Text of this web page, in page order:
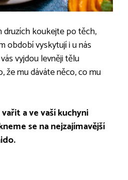
druzích koukejte po těch,
období vyskytují i u nás
vyjdou levněji tělu
že mu dáváte něco, co mu
a ve vaší kuchyni
se na nejzajímavější